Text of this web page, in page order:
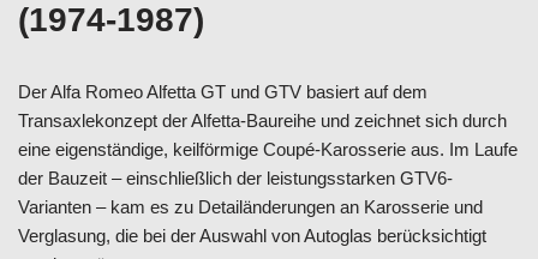
(1974-1987)
Der Alfa Romeo Alfetta GT und GTV basiert auf dem
Transaxlekonzept der Alfetta-Baureihe und zeichnet sich durch
eine eigenständige, keilförmige Coupé-Karosserie aus. Im Laufe
der Bauzeit – einschließlich der leistungsstarken GTV6-
Varianten – kam es zu Detailänderungen an Karosserie und
Verglasung, die bei der Auswahl von Autoglas berücksichtigt